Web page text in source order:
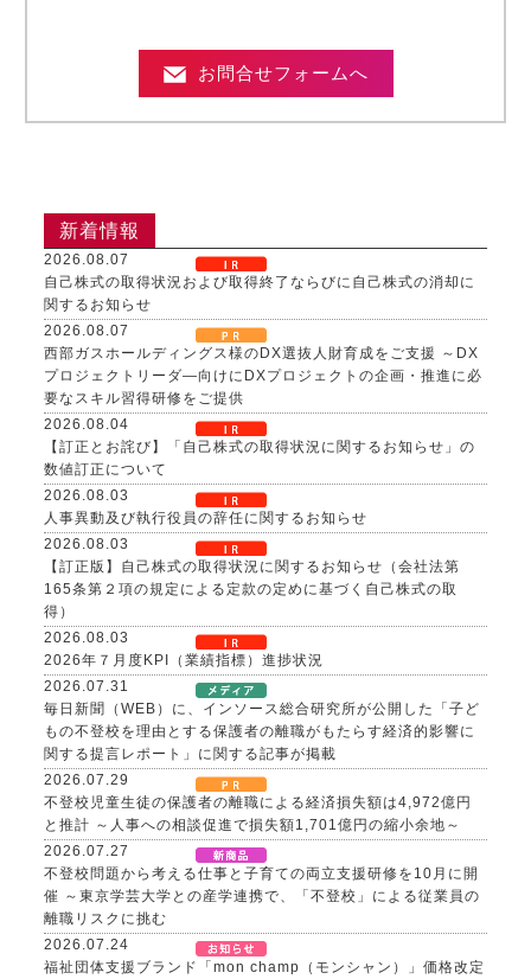
お問合せフォームへ
新着情報
2026.08.07
自己株式の取得状況および取得終了ならびに自己株式の消却に
関するお知らせ
2026.08.07
西部ガスホールディングス様のDX選抜人財育成をご支援 ～DX
プロジェクトリーダ―向けにDXプロジェクトの企画・推進に必
要なスキル習得研修をご提供
2026.08.04
【訂正とお詫び】「自己株式の取得状況に関するお知らせ」の
数値訂正について
2026.08.03
人事異動及び執行役員の辞任に関するお知らせ
2026.08.03
【訂正版】自己株式の取得状況に関するお知らせ（会社法第
165条第２項の規定による定款の定めに基づく自己株式の取
得）
2026.08.03
2026年７月度KPI（業績指標）進捗状況
2026.07.31
毎日新聞（WEB）に、インソース総合研究所が公開した「子ど
もの不登校を理由とする保護者の離職がもたらす経済的影響に
関する提言レポート」に関する記事が掲載
2026.07.29
不登校児童生徒の保護者の離職による経済損失額は4,972億円
と推計 ～人事への相談促進で損失額1,701億円の縮小余地～
2026.07.27
不登校問題から考える仕事と子育ての両立支援研修を10月に開
催 ～東京学芸大学との産学連携で、「不登校」による従業員の
離職リスクに挑む
2026.07.24
福祉団体支援ブランド「mon champ（モンシャン）」価格改定